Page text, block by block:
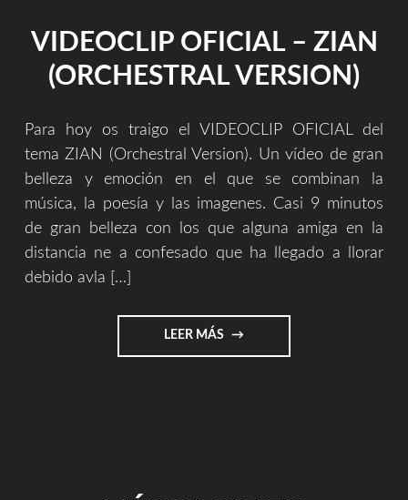
VIDEOCLIP OFICIAL – ZIAN
(ORCHESTRAL VERSION)
Para hoy os traigo el VIDEOCLIP OFICIAL del
tema ZIAN (Orchestral Version). Un vídeo de gran
belleza y emoción en el que se combinan la
música, la poesía y las imagenes. Casi 9 minutos
de gran belleza con los que alguna amiga en la
distancia ne a confesado que ha llegado a llorar
debido avla […]
LEER MÁS "VIDEOCLIP
OFICIAL